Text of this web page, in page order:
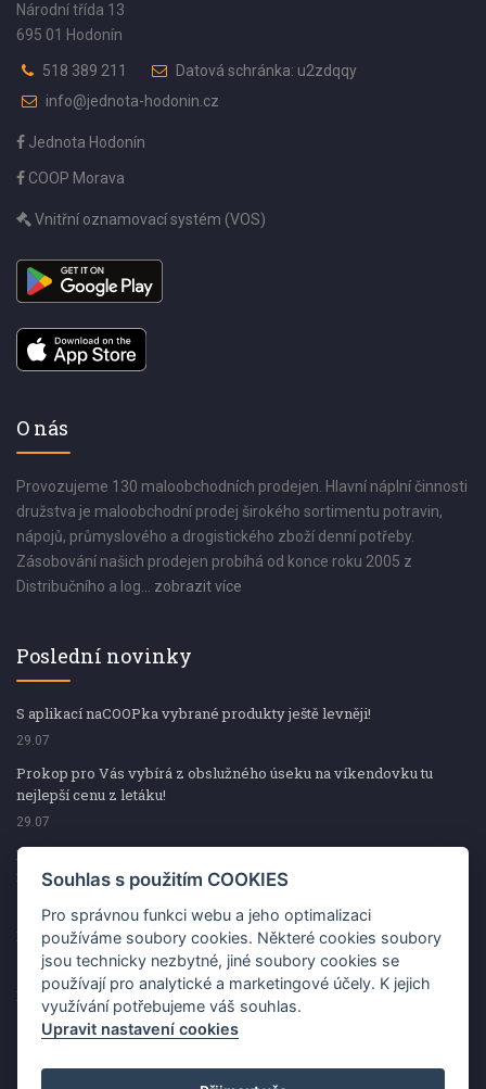
Národní třída 13
695 01 Hodonín
518 389 211
Datová schránka: u2zdqqy
info@jednota-hodonin.cz
Jednota Hodonín
COOP Morava
Vnitřní oznamovací systém (VOS)
O nás
Provozujeme 130 maloobchodních prodejen. Hlavní náplní činnosti
družstva je maloobchodní prodej širokého sortimentu potravin,
nápojů, průmyslového a drogistického zboží denní potřeby.
Zásobování našich prodejen probíhá od konce roku 2005 z
Distribučního a log... zobrazit více
Poslední novinky
S aplikací naCOOPka vybrané produkty ještě levněji!
29.07
Prokop pro Vás vybírá z obslužného úseku na víkendovku tu
nejlepší cenu z letáku!
29.07
Prokop pro Vás vybírá z obslužného úseku na víkendovku tu
nejlepší cenu z letáku!
Kup špekáčky od Váhaly a vyhraj s naCOOPkou sekerku Fiskars
29.07
Prokop pro Vás vybírá na víkendovku ty nejlepší ceny z letáku!
29.07
Souhlas s použitím COOKIES
Pro správnou funkci webu a jeho optimalizaci
používáme soubory cookies. Některé cookies soubory
jsou technicky nezbytné, jiné soubory cookies se
používají pro analytické a marketingové účely. K jejich
využívání potřebujeme váš souhlas.
Upravit nastavení cookies